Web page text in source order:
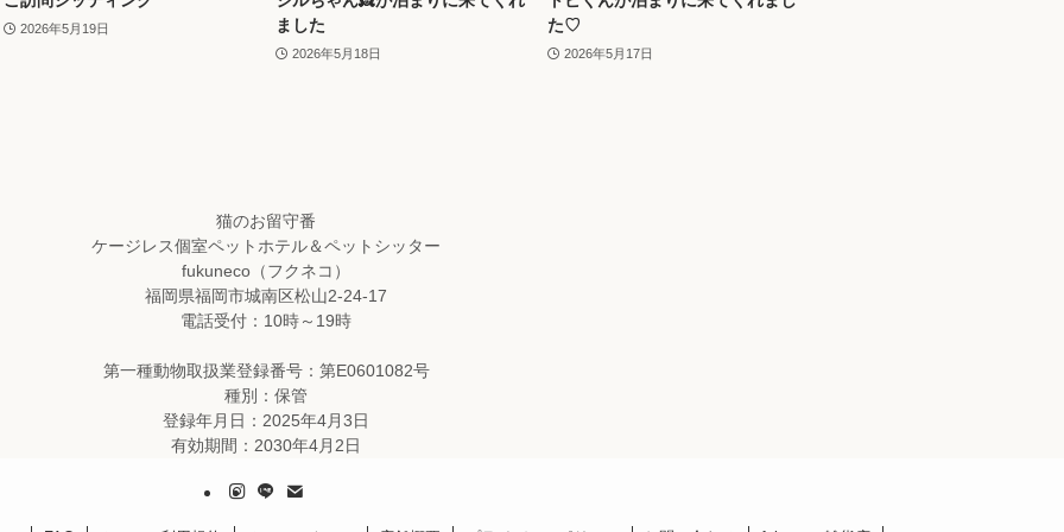
2026年5月19日
ました
2026年5月18日
た♡
2026年5月17日
猫のお留守番
ケージレス個室ペットホテル＆ペットシッター
fukuneco（フクネコ）
福岡県福岡市城南区松山2-24-17
電話受付：10時～19時
第一種動物取扱業登録番号：第E0601082号
種別：保管
登録年月日：2025年4月3日
有効期間：2030年4月2日